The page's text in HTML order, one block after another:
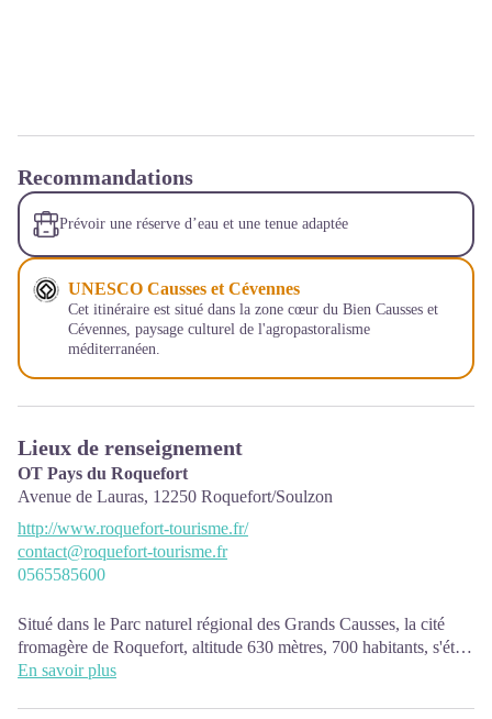
Recommandations
Prévoir une réserve d’eau et une tenue adaptée
UNESCO Causses et Cévennes
Cet itinéraire est situé dans la zone cœur du Bien Causses et
Cévennes, paysage culturel de l'agropastoralisme
méditerranéen.
Lieux de renseignement
OT Pays du Roquefort
Avenue de Lauras, 12250 Roquefort/Soulzon
http://www.roquefort-tourisme.fr/
contact@roquefort-tourisme.fr
0565585600
Situé dans le Parc naturel régional des Grands Causses, la cité
fromagère de Roquefort, altitude 630 mètres, 700 habitants, s'étire
au flanc du célèbre éboulis du Rocher du Combalou, au sud du
En savoir plus